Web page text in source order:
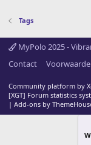
Tags
MyPolo 2025 -
Contact
Community platform by
[XGT] Forum statistics
| Add-ons by